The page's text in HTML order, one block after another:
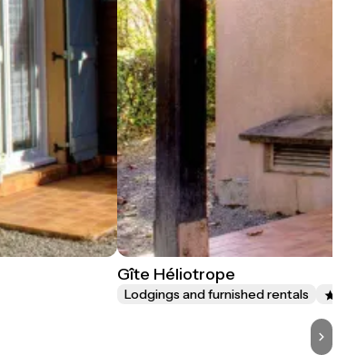
Gîte Héliotrope
Lodgings and furnished rentals